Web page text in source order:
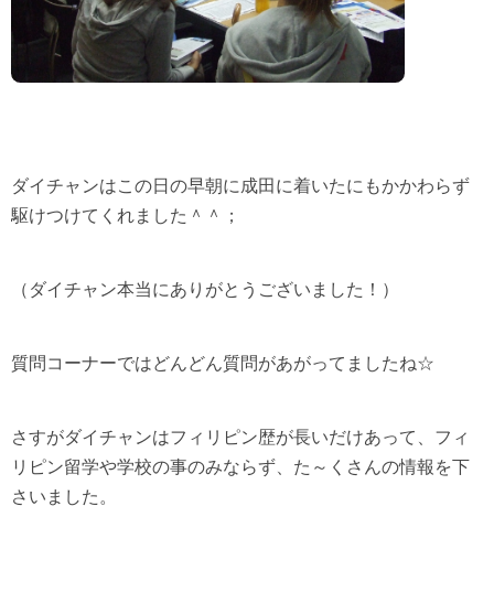
ダイチャンはこの日の早朝に成田に着いたにもかかわらず
駆けつけてくれました＾＾；
（ダイチャン本当にありがとうございました！）
質問コーナーではどんどん質問があがってましたね☆
さすがダイチャンはフィリピン歴が長いだけあって、フィ
リピン留学や学校の事のみならず、た～くさんの情報を下
さいました。